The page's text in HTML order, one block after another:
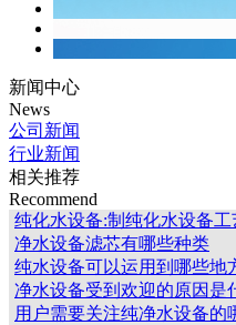
新闻中心
News
公司新闻
行业新闻
相关推荐
Recommend
纯化水设备:制纯化水设备工
净水设备滤芯有哪些种类
纯水设备可以运用到哪些地
净水设备受到欢迎的原因是
用户需要关注纯净水设备的